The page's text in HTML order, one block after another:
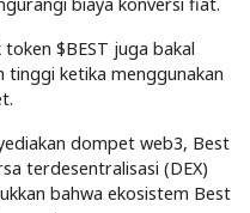
token $BEST juga bakal
tinggi ketika menggunakan
dompet web3, Best
terdesentralisasi (DEX)
bahwa ekosistem Best